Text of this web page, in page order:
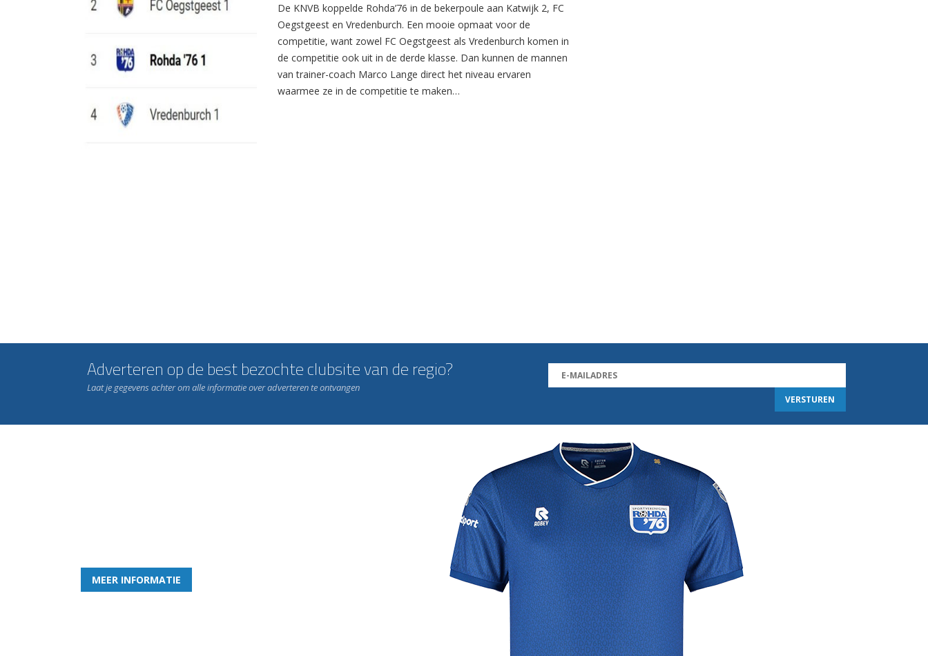
De KNVB koppelde Rohda’76 in de bekerpoule aan Katwijk 2, FC
Oegstgeest en Vredenburch. Een mooie opmaat voor de
competitie, want zowel FC Oegstgeest als Vredenburch komen in
de competitie ook uit in de derde klasse. Dan kunnen de mannen
van trainer-coach Marco Lange direct het niveau ervaren
waarmee ze in de competitie te maken…
Adverteren op de best bezochte clubsite van de regio?
Laat je gegevens achter om alle informatie over adverteren te ontvangen
MEER INFORMATIE